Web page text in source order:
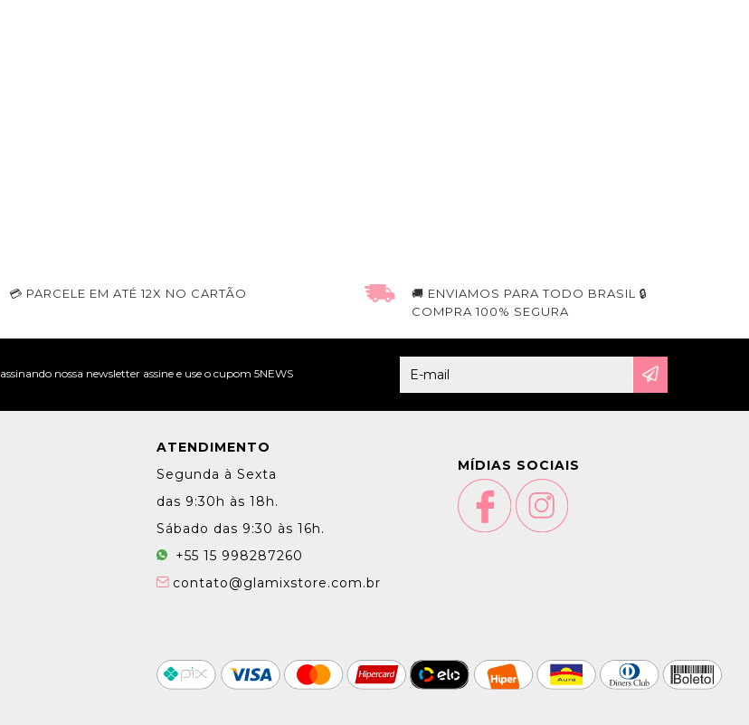
💳 PARCELE EM ATÉ 12X NO CARTÃO
🚚 ENVIAMOS PARA TODO BRASIL 🔒
COMPRA 100% SEGURA
assinando nossa newsletter assine e use o cupom 5NEWS
ATENDIMENTO
Segunda à Sexta
das 9:30h às 18h.
Sábado das 9:30 às 16h.
+55 15 998287260
contato@glamixstore.com.br
MÍDIAS SOCIAIS